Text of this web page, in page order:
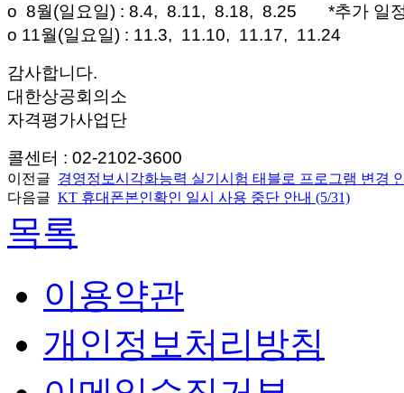
o 8월(일요일) : 8.4, 8.11, 8.18, 8.25 *추가 일
o 11월(일요일) : 11.3, 11.10, 11.17, 11.24
감사합니다.
대한상공회의소
자격평가사업단
콜센터 : 02-2102-3600
이전글 경영정보시각화능력 실기시험 태블로 프로그램 변경
다음글 KT 휴대폰본인확인 일시 사용 중단 안내 (5/31)
목록
이용약관
개인정보처리방침